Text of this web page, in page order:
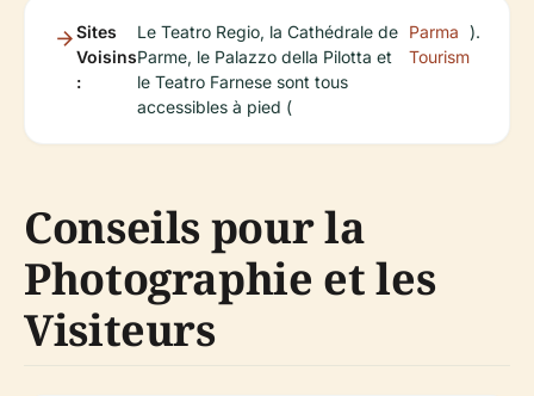
Sites
Voisins
:
Le Teatro Regio, la Cathédrale de
Parme, le Palazzo della Pilotta et
le Teatro Farnese sont tous
accessibles à pied (
Parma
Tourism
).
Conseils pour la
Photographie et les
Visiteurs